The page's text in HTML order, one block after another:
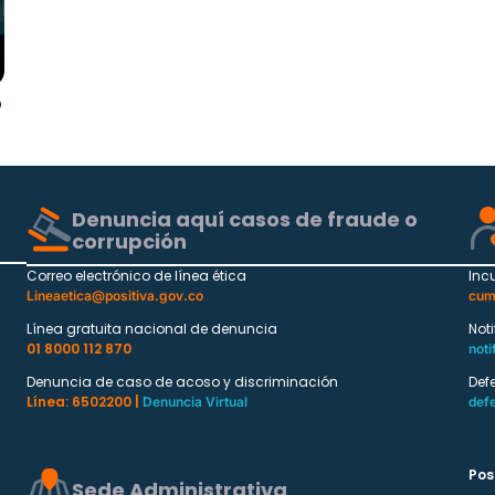
Denuncia aquí casos de fraude o
corrupción
Correo electrónico de línea ética
Lineaetica@positiva.gov.co
Línea gratuita nacional de denuncia
01 8000 112 870
Denuncia de caso de acoso y discriminación
Línea: 6502200 |
Denuncia Virtual